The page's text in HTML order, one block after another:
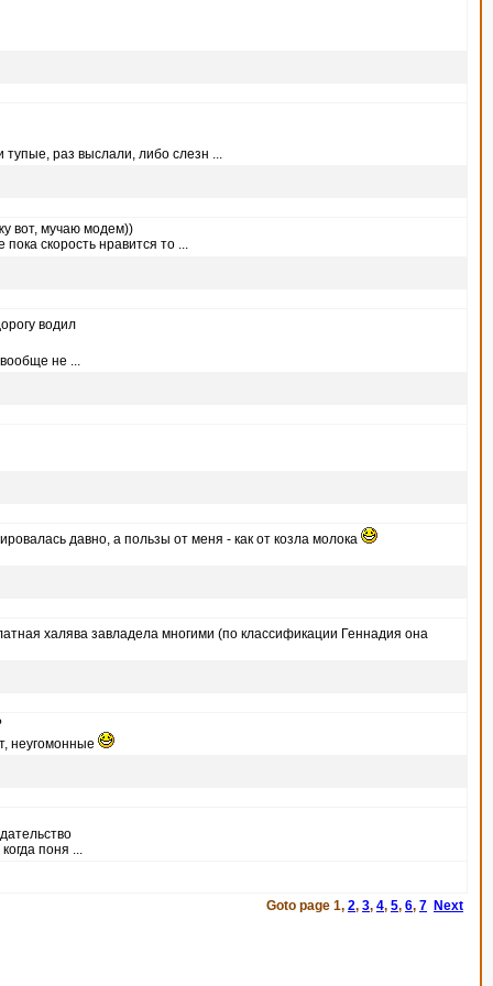
тупые, раз выслали, либо слезн ...
вот, мучаю модем))
скорость нравится то ...
водил
не ...
давно, а пользы от меня - как от козла молока
халява завладела многими (по классификации Геннадия она
неугомонные
поня ...
Goto page 1, 2, 3, 4, 5, 6, 7 Next